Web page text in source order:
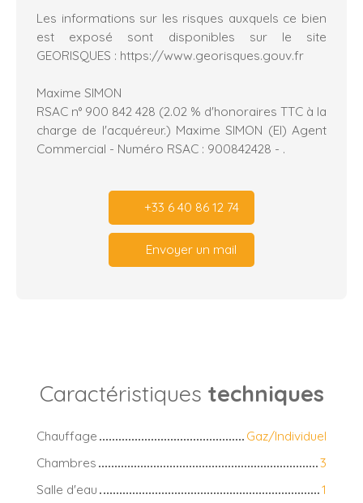
Les informations sur les risques auxquels ce bien
est exposé sont disponibles sur le site
GEORISQUES : https://www.georisques.gouv.fr
Maxime SIMON
RSAC n° 900 842 428 (2.02 % d'honoraires TTC à la
charge de l'acquéreur.) Maxime SIMON (EI) Agent
Commercial - Numéro RSAC : 900842428 - .
+33 6 40 86 12 74
Envoyer un mail
Caractéristiques techniques
Chauffage
Gaz/Individuel
Chambres
3
Salle d'eau
1